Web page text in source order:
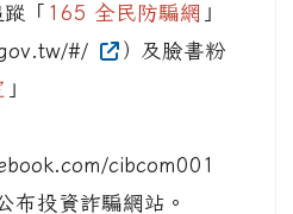
165 全民防騙網 」
#/
）及臉書粉
」
cibcom001
布投資詐騙網站。